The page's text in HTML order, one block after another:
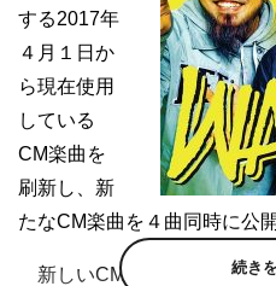
する2017年
４月１日か
ら現在使用
している
CM楽曲を
刷新し、新
たなCM楽曲を４曲同時に公
新しいCM楽曲はWANIMA
続き